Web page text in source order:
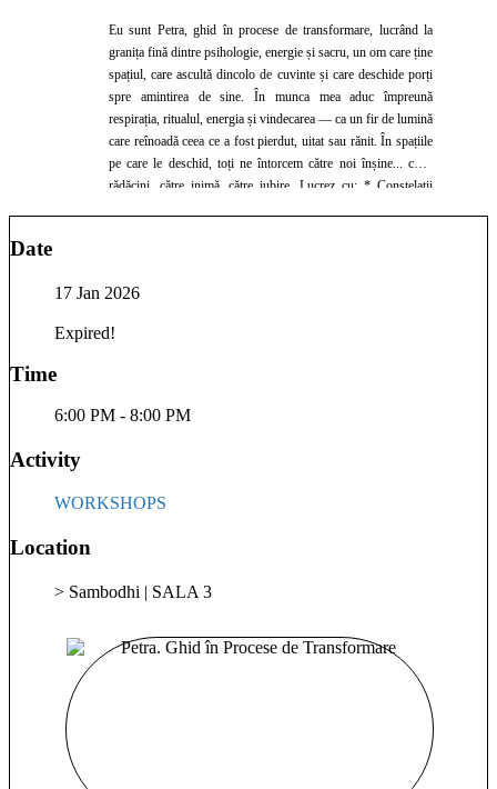
Eu sunt Petra, ghid în procese de transformare, lucrând la
granița fină dintre psihologie, energie și sacru, un om care ține
spațiul, care ascultă dincolo de cuvinte și care deschide porți
spre amintirea de sine. În munca mea aduc împreună
respirația, ritualul, energia și vindecarea — ca un fir de lumină
care reînoadă ceea ce a fost pierdut, uitat sau rănit. În spațiile
pe care le deschid, toți ne întorcem către noi înșine... către
rădăcini, către inimă, către iubire. Lucrez cu: * Constelații
călătorii ghidate – acces la înțelepciunea subtilă a sufletului *
trezesc inima și așază trupul * Shamanic drum – chemarea
reconectarea cu puterea creatoare și vindecarea femininului *
unde cuvintele ating, gesturile vorbesc, iar ființă se reîntoarce
Date
17 Jan 2026
Expired!
Time
6:00 PM - 8:00 PM
Activity
WORKSHOPS
Location
> Sambodhi | SALA 3